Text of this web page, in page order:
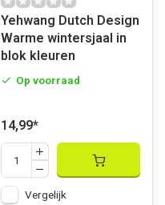
Yehwang Dutch Design
Warme wintersjaal in
blok kleuren
Op voorraad
14,99*
Vergelijk